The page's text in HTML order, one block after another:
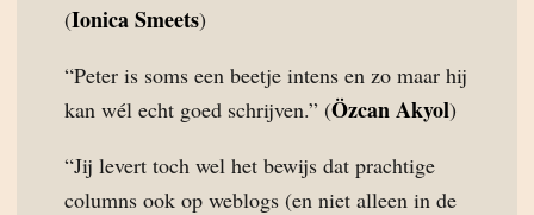
(Ionica Smeets)
“Peter is soms een beetje intens en zo maar hij
kan wél echt goed schrijven.” (Özcan Akyol)
“Jij levert toch wel het bewijs dat prachtige
columns ook op weblogs (en niet alleen in de